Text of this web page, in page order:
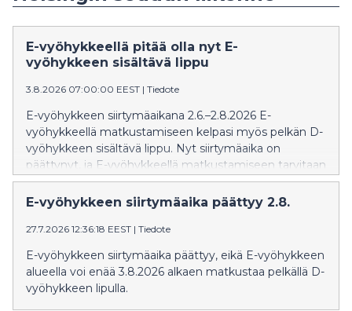
E-vyöhykkeellä pitää olla nyt E-
vyöhykkeen sisältävä lippu
3.8.2026 07:00:00 EEST | Tiedote
E-vyöhykkeen siirtymäaikana 2.6.–2.8.2026 E-
vyöhykkeellä matkustamiseen kelpasi myös pelkän D-
vyöhykkeen sisältävä lippu. Nyt siirtymäaika on
päättynyt, ja E-vyöhykkeellä matkustamiseen tarvitaan
E-vyöhykkeen sisältävä lippu.
E-vyöhykkeen siirtymäaika päättyy 2.8.
27.7.2026 12:36:18 EEST | Tiedote
E-vyöhykkeen siirtymäaika päättyy, eikä E-vyöhykkeen
alueella voi enää 3.8.2026 alkaen matkustaa pelkällä D-
vyöhykkeen lipulla.